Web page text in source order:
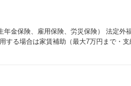
年金保険、雇用保険、労災保険） 法定外
する場合は家賃補助（最大7万円まで・